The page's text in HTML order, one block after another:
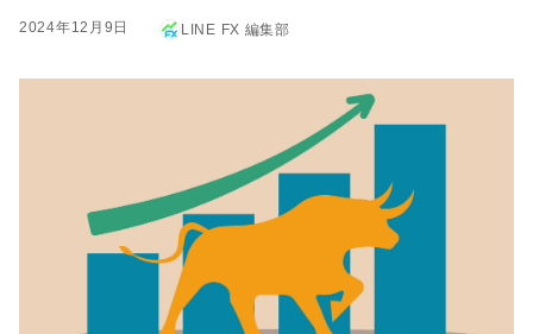
2024年12月9日 LINE FX 編集部